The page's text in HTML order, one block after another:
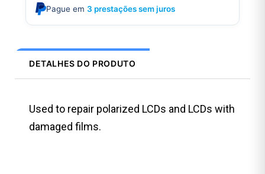
Pague em 3 prestações sem juros
DETALHES DO PRODUTO
Used to repair polarized LCDs and LCDs with
damaged films.